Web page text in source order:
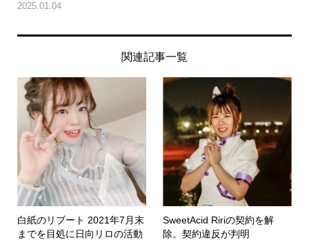
2025.01.04
関連記事一覧
白紙のリブート 2021年7月末
までを目処に日向リロの活動
SweetAcid Ririの契約を解
除。契約違反が判明